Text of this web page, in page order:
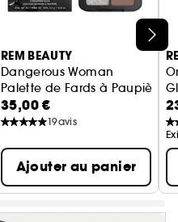
REM BEAUTY
Dangerous Woman
Palette de Fards à Paupières
35,00 €
19avis
Ajouter au panier